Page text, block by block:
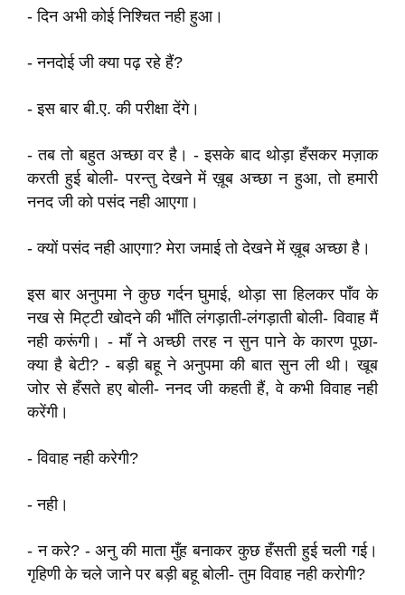
- दिन अभी कोई निश्चित नही हुआ।
- ननदोई जी क्या पढ़ रहे हैं?
- इस बार बी.ए. की परीक्षा देंगे।
- तब तो बहुत अच्छा वर है। - इसके बाद थोड़ा हँसकर मज़ाक
करती हुई बोली- परन्तु देखने में ख़ूब अच्छा न हुआ, तो हमारी
ननद जी को पसंद नही आएगा।
- क्यों पसंद नही आएगा? मेरा जमाई तो देखने में ख़ूब अच्छा है।
इस बार अनुपमा ने कुछ गर्दन घुमाई, थोड़ा सा हिलकर पाँव के
नख से मिट्टी खोदने की भाँति लंगड़ाती-लंगड़ाती बोली- विवाह मैं
नही करूंगी। - माँ ने अच्छी तरह न सुन पाने के कारण पूछा-
क्या है बेटी? - बड़ी बहू ने अनुपमा की बात सुन ली थी। खूब
जोर से हँसते हए बोली- ननद जी कहती हैं, वे कभी विवाह नही
करेंगी।
- विवाह नही करेगी?
- नही।
- न करे? - अनु की माता मुँह बनाकर कुछ हँसती हुई चली गई।
गृहिणी के चले जाने पर बड़ी बहू बोली- तुम विवाह नही करोगी?